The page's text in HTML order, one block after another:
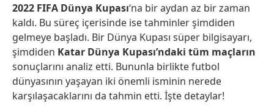
2022 FIFA Dünya Kupası‘na bir aydan az bir zaman
kaldı. Bu süreç içerisinde ise tahminler şimdiden
gelmeye başladı. Bir Dünya Kupası süper bilgisayarı,
şimdiden Katar Dünya Kupası’ndaki tüm maçların
sonuçlarını analiz etti. Bununla birlikte futbol
dünyasının yaşayan iki önemli isminin nerede
karşılaşacaklarını da tahmin etti. İşte detaylar!